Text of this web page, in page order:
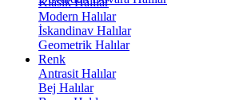
Modern Halılar
İskandinav Halılar
Geometrik Halılar
Renk
Antrasit Halılar
Bej Halılar